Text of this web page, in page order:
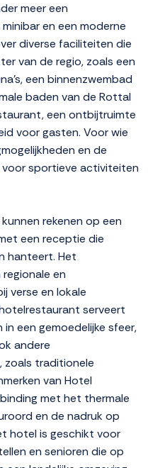
meer een
en een moderne
diverse faciliteiten die
van de regio, zoals een
een binnenzwembad
baden van de Rottal
een ontbijtruimte
voor gasten. Voor wie
en de
sportieve activiteiten
rekenen op een
een receptie die
hanteert. Het
en
verse en lokale
serveert
een gemoedelijke sfeer,
andere
zoals traditionele
van Hotel
met het thermale
en de nadruk op
hotel is geschikt voor
en senioren die op